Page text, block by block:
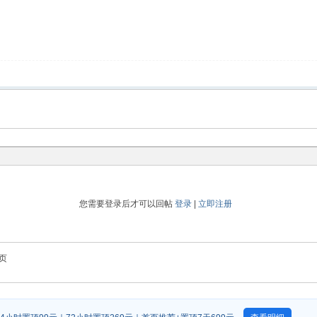
您需要登录后才可以回帖 登录| 立即注册